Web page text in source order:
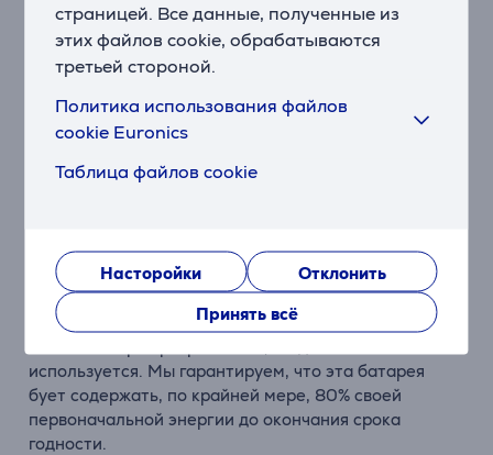
страницей. Все данные, полученные из
этих файлов cookie, обрабатываются
третьей стороной.
Политика использования файлов
cookie Euronics
Таблица файлов cookie
Насторойки
Отклонить
Принять всё
Щелочные батареи в 6 раз лучше обычных
батарей Цинк-карбон
Щелочные батареи в 6 раз лучше обычных батарей
Цинк-карбон.
пригодные для любых нужд
часто используемых батарей (AA, AAA, C, D, 9 В) в
различных вариантах упаковки.
Сохраняет заряд до 5 лет
используется. Мы гарантируем, что эта батарея
бует содержать, по крайней мере, 80% своей
первоначальной энергии до окончания срока
годности.